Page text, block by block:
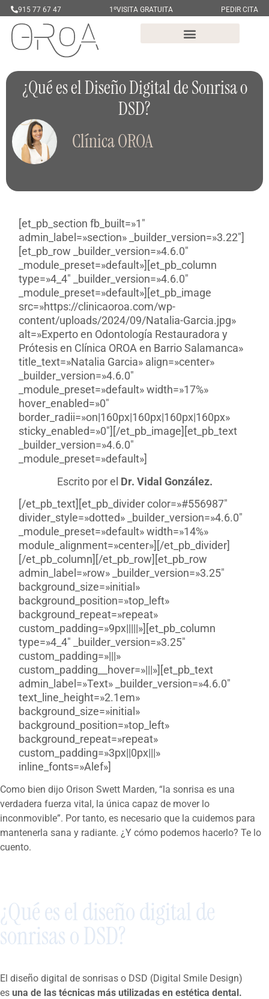
915 77 67 47 1ºVISITA GRATUITA PEDIR CITA
¿Qué es el Diseño Digital de Sonrisa o
DSD?
Clínica OROA
[et_pb_section fb_built=»1″
admin_label=»section» _builder_version=»3.22″]
[et_pb_row _builder_version=»4.6.0″
_module_preset=»default»][et_pb_column
type=»4_4″ _builder_version=»4.6.0″
_module_preset=»default»][et_pb_image
src=»https://clinicaoroa.com/wp-
content/uploads/2024/09/Natalia-Garcia.jpg»
alt=»Experto en Odontología Restauradora y
Prótesis en Clínica OROA en Barrio Salamanca»
title_text=»Natalia Garcia» align=»center»
_builder_version=»4.6.0″
_module_preset=»default» width=»17%»
hover_enabled=»0″
border_radii=»on|160px|160px|160px|160px»
sticky_enabled=»0″][/et_pb_image][et_pb_text
_builder_version=»4.6.0″
_module_preset=»default»]
Escrito por el Dr. Vidal González.
[/et_pb_text][et_pb_divider color=»#556987″
divider_style=»dotted» _builder_version=»4.6.0″
_module_preset=»default» width=»14%»
module_alignment=»center»][/et_pb_divider]
[/et_pb_column][/et_pb_row][et_pb_row
admin_label=»row» _builder_version=»3.25″
background_size=»initial»
background_position=»top_left»
background_repeat=»repeat»
custom_padding=»9px|||||»][et_pb_column
type=»4_4″ _builder_version=»3.25″
custom_padding=»|||»
custom_padding__hover=»|||»][et_pb_text
admin_label=»Text» _builder_version=»4.6.0″
text_line_height=»2.1em»
background_size=»initial»
background_position=»top_left»
background_repeat=»repeat»
custom_padding=»3px||0px|||»
inline_fonts=»Alef»]
Como bien dijo Orison Swett Marden, “la sonrisa es una
verdadera fuerza vital, la única capaz de mover lo
inconmovible”. Por tanto, es necesario que la cuidemos para
mantenerla sana y radiante. ¿Y cómo podemos hacerlo? Te lo
cuento.
¿Qué es el diseño digital de
sonrisas o DSD?
El diseño digital de sonrisas o DSD (Digital Smile Design)
es una de las técnicas más utilizadas en estética dental.